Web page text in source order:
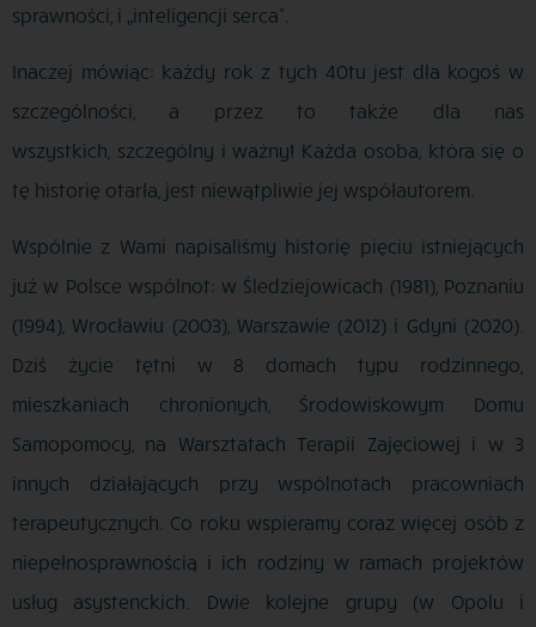
sprawności, i „inteligencji serca”.
Inaczej mówiąc: każdy rok z tych 40tu jest dla kogoś w
szczególności, a przez to także dla nas
wszystkich, szczególny i ważny! Każda osoba, która się o
tę historię otarła, jest niewątpliwie jej współautorem.
Wspólnie z Wami napisaliśmy historię pięciu istniejących
już w Polsce wspólnot: w Śledziejowicach (1981), Poznaniu
(1994), Wrocławiu (2003), Warszawie (2012) i Gdyni (2020).
Dziś życie tętni w 8 domach typu rodzinnego,
mieszkaniach chronionych, Środowiskowym Domu
Samopomocy, na Warsztatach Terapii Zajęciowej i w 3
innych działających przy wspólnotach pracowniach
terapeutycznych. Co roku wspieramy coraz więcej osób z
niepełnosprawnością i ich rodziny w ramach projektów
usług asystenckich. Dwie kolejne grupy (w Opolu i